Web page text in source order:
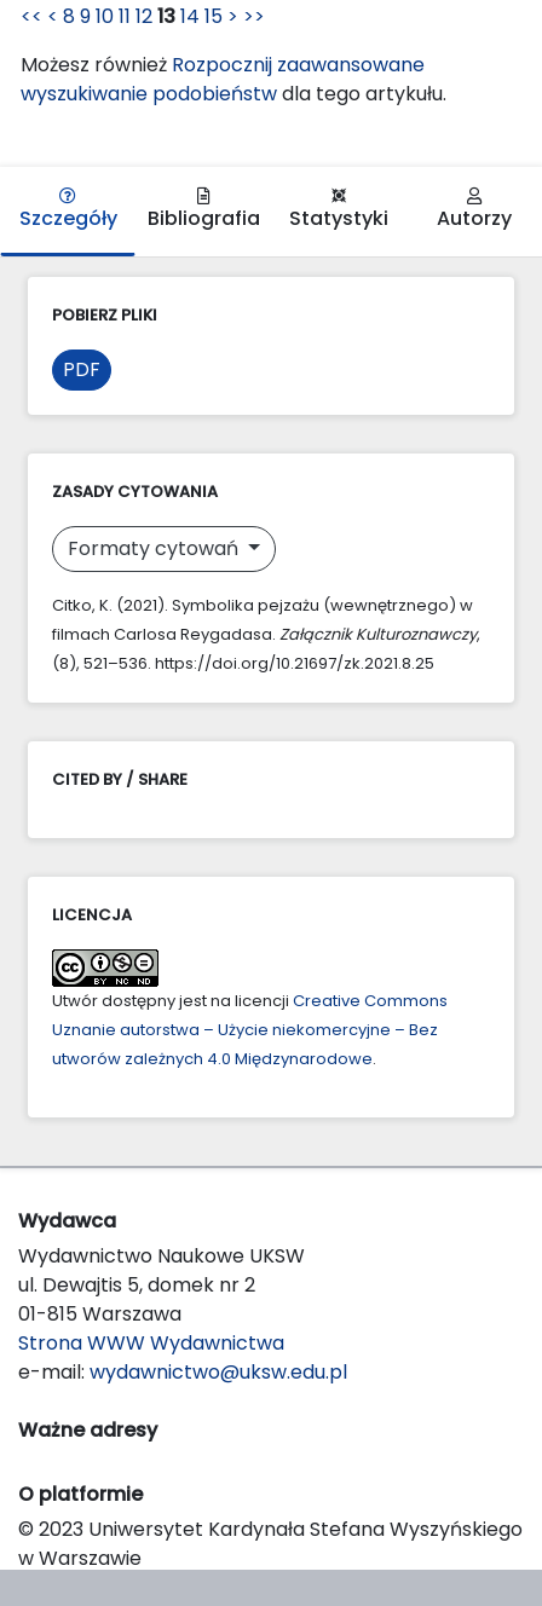
<< < 891011 121314 15 > >>
Możesz również Rozpocznij zaawansowane
wyszukiwanie podobieństwdla tego artykułu.
Szczegóły Bibliografia Statystyki Autorzy
POBIERZ PLIKI
PDF
ZASADY CYTOWANIA
Formaty cytowań
Citko, K. (2021). Symbolika pejzażu (wewnętrznego) w
filmach Carlosa Reygadasa. Załącznik Kulturoznawczy,
(8), 521–536. https://doi.org/10.21697/zk.2021.8.25
CITED BY / SHARE
LICENCJA
Utwór dostępny jest na licencji Creative Commons
Uznanie autorstwa – Użycie niekomercyjne – Bez
utworów zależnych 4.0 Międzynarodowe.
Wydawca
Wydawnictwo Naukowe UKSW
ul. Dewajtis 5, domek nr 2
01-815 Warszawa
Strona WWW Wydawnictwa
e-mail: wydawnictwo@uksw.edu.pl
Ważne adresy
O platformie
© 2023 Uniwersytet Kardynała Stefana Wyszyńskiego
w Warszawie